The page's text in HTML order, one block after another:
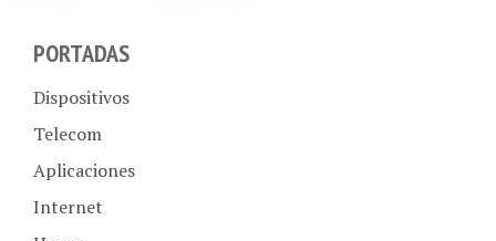
Telecom
Aplicaciones
Internet
Hogar